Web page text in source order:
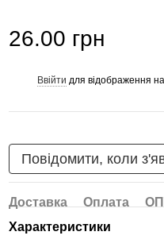
26.00 грн
Ввійти для відображення
Повідомити, коли
Доставка Оплата
Характеристики